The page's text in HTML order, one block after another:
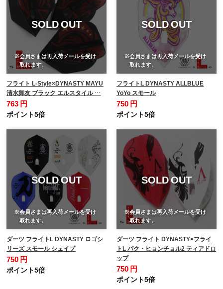
SOLD OUT
※会員さまは再入荷メールを受け
取れます。
フライト L-Style×DYNASTY MAYU
清水舞友 ブラック エルスタイル …
763 円
ポイント5倍
SOLD OUT
※会員さまは再入荷メールを受け
取れます。
フライトL DYNASTY ALLBLUE
YoYo スモール
750 円
ポイント5倍
SOLD OUT
※会員さまは再入荷メールを受け
取れます。
ダーツ フライトL DYNASTY ロゴシ
リーズ スモール シェイプ
750 円
ポイント5倍
SOLD OUT
※会員さまは再入荷メールを受け
取れます。
ダーツ フライト DYNASTY×フライ
トL パク・ヒョンチョル2 ティアドロ
ップ
750 円
ポイント5倍